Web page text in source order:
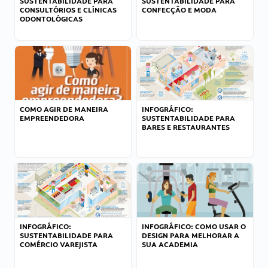
CONSULTÓRIOS E CLÍNICAS
ODONTOLÓGICAS
CONFECÇÃO E MODA
COMO AGIR DE MANEIRA
EMPREENDEDORA
INFOGRÁFICO:
SUSTENTABILIDADE PARA
BARES E RESTAURANTES
INFOGRÁFICO:
SUSTENTABILIDADE PARA
COMÉRCIO VAREJISTA
INFOGRÁFICO: COMO USAR O
DESIGN PARA MELHORAR A
SUA ACADEMIA